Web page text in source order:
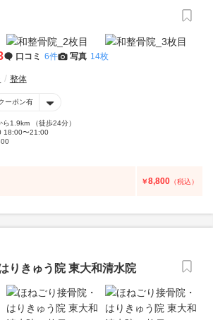
口コミ 6件 写真 14枚
整体
ーポン有
1.9km （徒歩24分）
18:00〜21:00
￥8,800 （税込）
りきゅう院 東大和清水院